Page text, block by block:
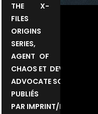
THE X-
FILES
ORIGINS
SERIES,
AGENT OF
CHAOS ET DEVIL’S
ADVOCATE SONT
PUBLIÉS
PAR IMPRINT/MACMILLAN